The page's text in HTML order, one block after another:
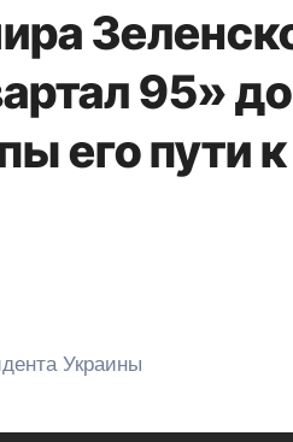
95»
его пути к